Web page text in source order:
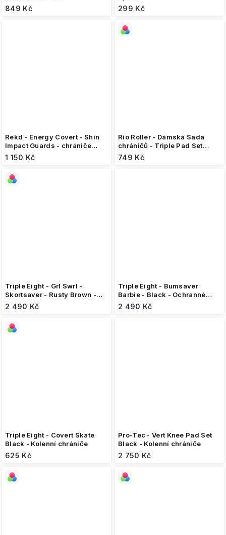
849 Kč 299 Kč
Rekd - Energy Covert - Shin
Impact Guards - chrániče
holení
1 150 Kč
Rio Roller - Dámská Sada
chráničů - Triple Pad Set
Red/Mint
749 Kč
Triple Eight - Grl Swrl -
Skortsaver - Rusty Brown -
Ochranné šortky
2 490 Kč
Triple Eight - Bumsaver
Barbie - Black - Ochranné
šortky
2 490 Kč
Triple Eight - Covert Skate
Black - Kolenní chrániče
625 Kč
Pro-Tec - Vert Knee Pad Set
Black - Kolenní chrániče
2 750 Kč